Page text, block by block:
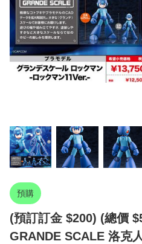
預購
(預訂訂金 $200) (總價
GRANDE SCALE 洛克